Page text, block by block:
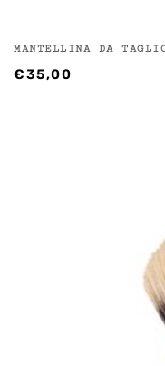
MANTELLINA DA
€35,00